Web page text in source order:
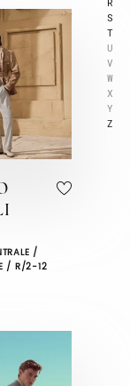
S
T
U
V
W
X
Y
Z
/
/ R/2-12